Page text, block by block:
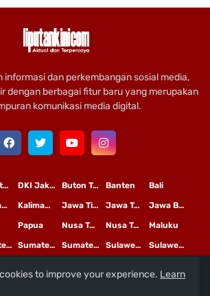
informasi dan perkembangan sosial media,
dengan berbagai fitur baru yang merupakan
komunikasi media digital.
Bali
Banten
Buton Tengah
DKI Jakarta
Gorontalo
Jawa Barat
Jawa Tengah
Jawa Timur
Kalimantan Tengah
Kalimantan Timur
Maluku
Nusa Tenggara Barat
Nusa Tenggara Timur
Papua
Sulawesi Tengah
Sulawesi Utara
Sumatera Barat
Sumatera Selatan
Sumatera Utara
© 2020 PTLiputan Kini Mediatama
to improve your experience. Learn